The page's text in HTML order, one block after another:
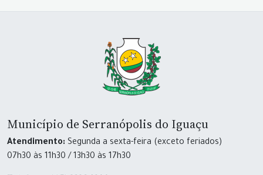
Município de Serranópolis do Iguaçu
Atendimento: Segunda a sexta-feira (exceto feriados)
07h30 às 11h30 / 13h30 às 17h30